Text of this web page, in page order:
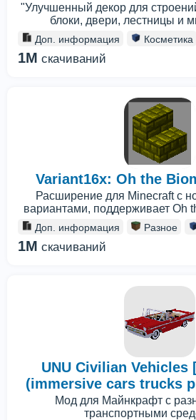
"Улучшенный декор для
блоки, двери, лестницы и
Доп. информация Косметика
1M скачиваний
Variant16x: Oh the
Расширение для Minecraft с
вариантами, поддерживает Oh
Доп. информация Разное
1M скачиваний
UNU Civilian Vehicles
(immersive cars trucks
Мод для Майнкрафт с
транспортными